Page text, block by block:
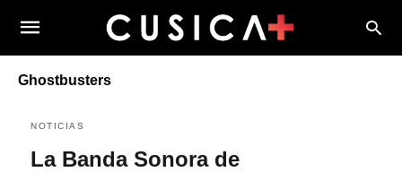
Ghostbusters
NOTICIAS
La Banda Sonora de